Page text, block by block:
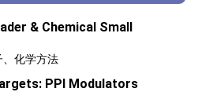
& Chemical Small
化学方法
PPI Modulators